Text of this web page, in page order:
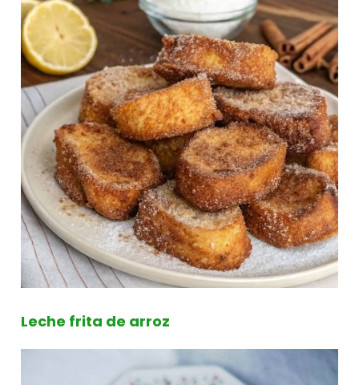
Leche frita de arroz